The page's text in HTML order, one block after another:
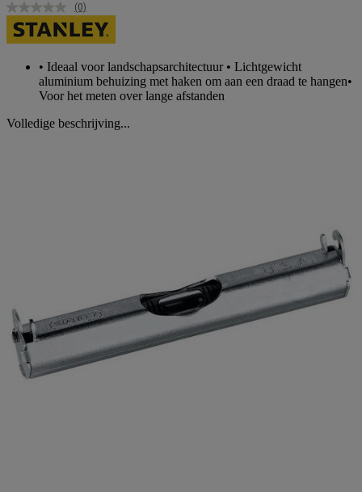
Geen
scorewaarde.
Dezelfde
(0)
• Ideaal voor landschapsarchitectuur • Lichtgewicht
aluminium behuizing met haken om aan een draad te hangen•
Voor het meten over lange afstanden
Volledige beschrijving...